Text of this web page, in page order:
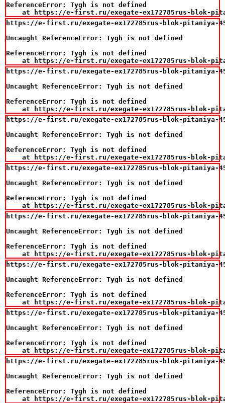
ReferenceError: Tygh is not defined
at https://e-first.ru/exegate-ex172785rus-blok-
https://e-first.ru/exegate-ex172785rus-blok-pitaniya-
Uncaught ReferenceError: Tygh is not defined
ReferenceError: Tygh is not defined
at https://e-first.ru/exegate-ex172785rus-blok-
https://e-first.ru/exegate-ex172785rus-blok-pitaniya-
Uncaught ReferenceError: Tygh is not defined
ReferenceError: Tygh is not defined
at https://e-first.ru/exegate-ex172785rus-blok-
https://e-first.ru/exegate-ex172785rus-blok-pitaniya-
Uncaught ReferenceError: Tygh is not defined
ReferenceError: Tygh is not defined
at https://e-first.ru/exegate-ex172785rus-blok-
https://e-first.ru/exegate-ex172785rus-blok-pitaniya-
Uncaught ReferenceError: Tygh is not defined
ReferenceError: Tygh is not defined
at https://e-first.ru/exegate-ex172785rus-blok-
https://e-first.ru/exegate-ex172785rus-blok-pitaniya-
Uncaught ReferenceError: Tygh is not defined
ReferenceError: Tygh is not defined
at https://e-first.ru/exegate-ex172785rus-blok-
https://e-first.ru/exegate-ex172785rus-blok-pitaniya-
Uncaught ReferenceError: Tygh is not defined
ReferenceError: Tygh is not defined
at https://e-first.ru/exegate-ex172785rus-blok-
https://e-first.ru/exegate-ex172785rus-blok-pitaniya-
Uncaught ReferenceError: Tygh is not defined
ReferenceError: Tygh is not defined
at https://e-first.ru/exegate-ex172785rus-blok-
https://e-first.ru/exegate-ex172785rus-blok-pitaniya-
Uncaught ReferenceError: Tygh is not defined
ReferenceError: Tygh is not defined
at https://e-first.ru/exegate-ex172785rus-blok-